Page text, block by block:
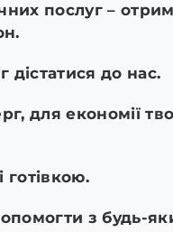
послуг –
до нас.
для економії
готівкою.
з будь-